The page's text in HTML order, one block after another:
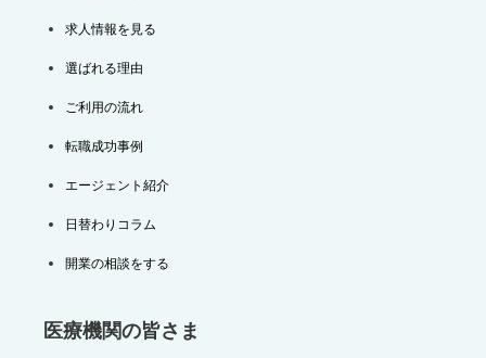
求人情報を見る
選ばれる理由
ご利用の流れ
転職成功事例
エージェント紹介
日替わりコラム
開業の相談をする
医療機関の皆さま